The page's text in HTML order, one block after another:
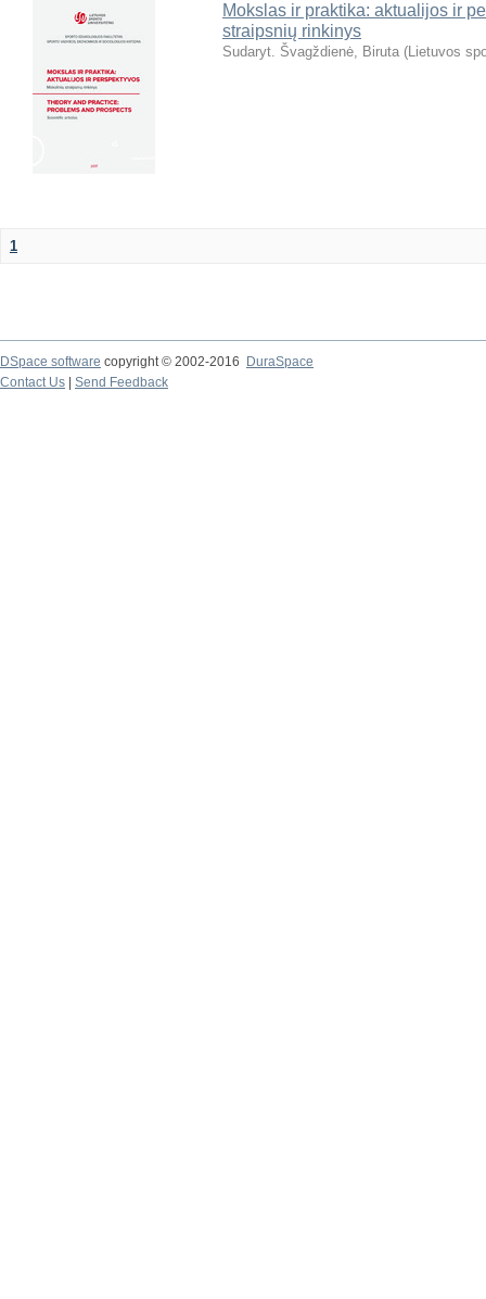
Mokslas ir praktika: aktualijos ir
straipsnių rinkinys
Sudaryt. Švagždienė, Biruta (Lietuvos
1
DSpace software copyright © 2002-2016
DuraSpace
Contact Us
Send Feedback